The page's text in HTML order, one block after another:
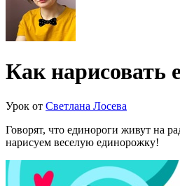
Как нарисовать
Урок от Светлана Лосева
Говорят, что единороги живут на
нарисуем веселую единорожку!